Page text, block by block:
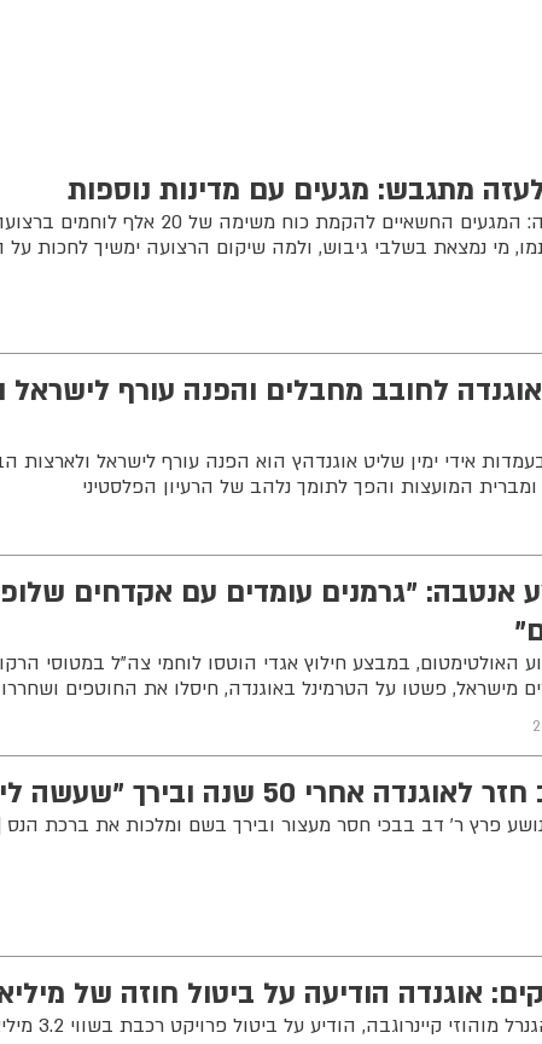
לעזה מתגבש: מגעים עם מדינות נוספות
מאוגנדה ועד אינדונזיה: המגעים החשאיים להקמת כוח משימה
מי נמצאת בשלבי גיבוש, ולמה שיקום הרצועה ימשיך לחכות על
לחובב מחבלים והפנה עורף לישראל
בעמדות אידי ימין שליט אוגנדהץ הוא הפנה עורף לישראל ולארצות
המועצות והפך לתומך נלהב של הרעיון הפלסטיני
אנטבה: "גרמנים עומדים עם אקדחים
האולטימטום, במבצע חילוץ אגדי הוטסו לוחמי צה"ל במטוסי
אחרי 50 שנה ובירך "שעשה לי נס"
פרץ ר' דב בבכי חסר מעצור ובירך בשם ומלכות את ברכת הנס
אוגנדה הודיעה על ביטול חוזה של
קיינרוגבה, הודיע על ביטול פרויקט רכבת בשווי 3.2 מיליארד דולר